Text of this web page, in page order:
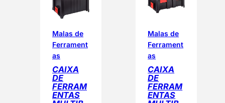
Malas de
Ferrament
as
CAIXA
DE
FERRAM
ENTAS
Malas de
Ferrament
as
CAIXA
DE
FERRAM
ENTAS